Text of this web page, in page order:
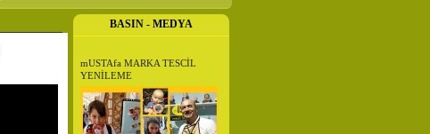
BASIN - MEDYA
mUSTAfa MARKA TESCİL
YENİLEME